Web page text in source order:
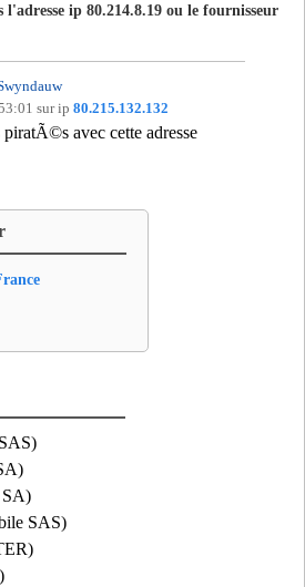
l'adresse ip 80.214.8.19 ou le fournisseur
sur ip 80.215.132.132
piratÃ©s avec cette adresse
SA)
SAS)